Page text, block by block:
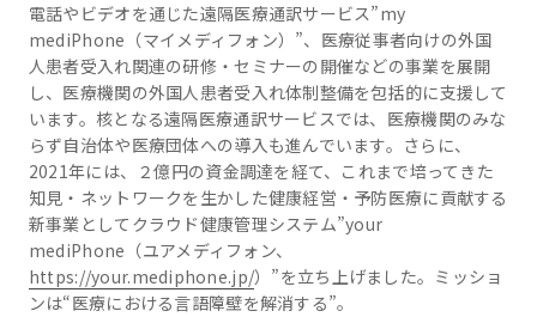
電話やビデオを通じた遠隔医療通訳サービス”my
mediPhone（マイメディフォン）”、医療従事者向けの外国
人患者受入れ関連の研修・セミナーの開催などの事業を展開
し、医療機関の外国人患者受入れ体制整備を包括的に支援して
います。核となる遠隔医療通訳サービスでは、医療機関のみな
らず自治体や医療団体への導入も進んでいます。さらに、
2021年には、２億円の資金調達を経て、これまで培ってきた
知見・ネットワークを生かした健康経営・予防医療に貢献する
新事業としてクラウド健康管理システム”your
mediPhone（ユアメディフォン、
https://your.mediphone.jp/）”を立ち上げました。ミッショ
ンは“医療における言語障壁を解消する”。